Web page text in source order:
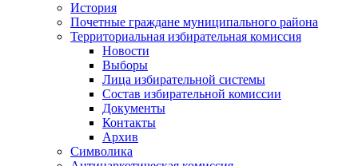
История
Почетные граждане муниципального района
Территориальная избирательная комиссия
Новости
Выборы
Лица избирательной системы
Состав избирательной комиссии
Документы
Контакты
Архив
Символика